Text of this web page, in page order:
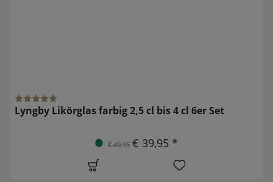
Lyngby Likörglas farbig 2,5 cl bis 4 cl 6er Set
€ 49,95 € 39,95 *